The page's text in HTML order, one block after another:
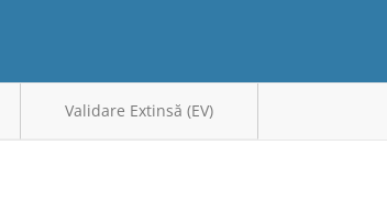
Validare Extinsă (EV)